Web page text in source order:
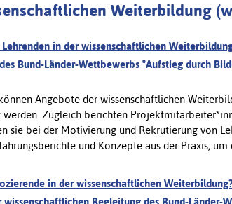
Weiterbildung
in der wissenschaftlichen
Bund-Länder-Wettbewerbs "Aufstieg durch
Angebote der wissenschaftlichen
Zugleich berichten
sie bei der Motivierung und Rekrutierung von
und Konzepte aus der Praxis, um
in der wissenschaftlichen
Begleitung des Bund-Länder-